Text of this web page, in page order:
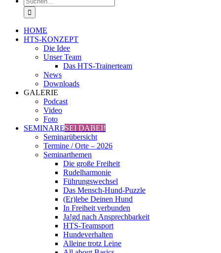
nach:
HOME
HTS-KONZEPT
Die Idee
Unser Team
Das HTS-Trainerteam
News
Downloads
GALERIE
Podcast
Video
Foto
SEMINARESEI DABEI!
Seminarübersicht
Termine / Orte – 2026
Seminarthemen
Die große Freiheit
Rudelharmonie
Führungswechsel
Das Mensch-Hund-Puzzle
(Er)lebe Deinen Hund
In Freiheit verbunden
Ja!gd nach Ansprechbarkeit
HTS-Teamsport
Hundeverhalten
Alleine trotz Leine